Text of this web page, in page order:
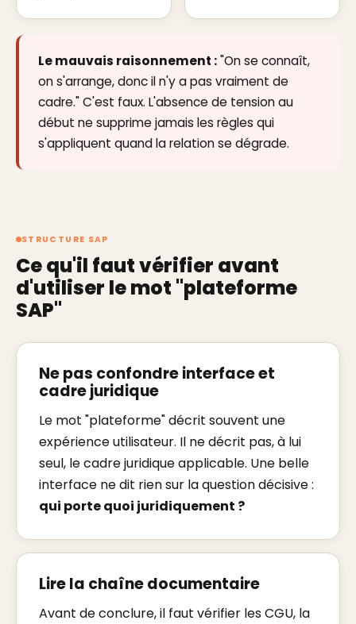
Le mauvais raisonnement :"On se connaît,
on s'arrange, donc il n'y a pas vraiment de
cadre." C'est faux. L'absence de tension au
début ne supprime jamais les règles qui
s'appliquent quand la relation se dégrade.
STRUCTURE SAP
Ce qu'il faut vérifier avant
d'utiliser le mot "plateforme
SAP"
Ne pas confondre interface et
cadre juridique
Le mot "plateforme" décrit souvent une
expérience utilisateur. Il ne décrit pas, à lui
seul, le cadre juridique applicable. Une belle
interface ne dit rien sur la question décisive :
qui porte quoi juridiquement ?
Lire la chaîne documentaire
Avant de conclure, il faut vérifier les CGU, la